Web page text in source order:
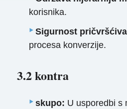
korisnika.
Sigurnost
procesa konverzije.
3.2 kontra
skupo: U usporedbi s